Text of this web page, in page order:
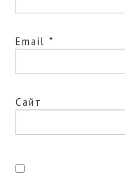
Email*
Сайт